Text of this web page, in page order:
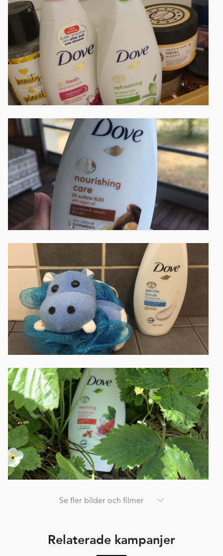
Se fler bilder och filmer
Relaterade kampanjer